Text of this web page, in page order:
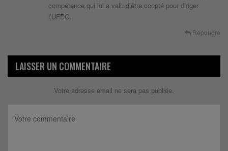
compétence qui lui a valu d’être coopté pour diriger
l’UFDG.
Répondre
LAISSER UN COMMENTAIRE
Votre adresse email ne sera pas publiée.